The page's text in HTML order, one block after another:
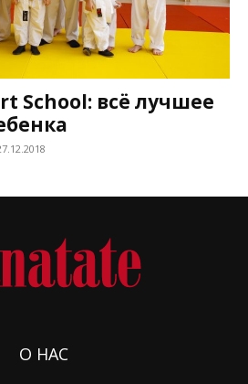
School: всё лучшее
О НАС